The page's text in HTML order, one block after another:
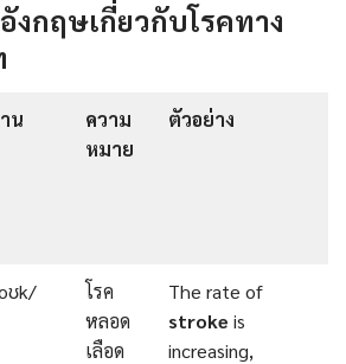
กฤษเกี่ยวกับโรคทาง
น
ความ
หมาย
ตัวอย่าง
โรค
หลอด
เลือด
The rate of
stroke is
increasing,